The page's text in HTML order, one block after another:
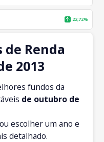
22,72%
de Renda
2013
fundos da
de outubro de
escolher um ano e
detalhado.